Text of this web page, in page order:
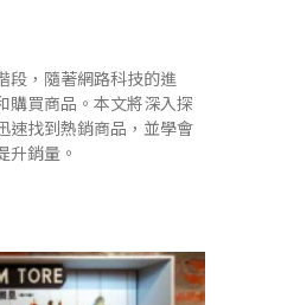
段，隨著網路科技的進
購買商品。本文將深入探
速找到熱銷商品，並學會
升銷量。